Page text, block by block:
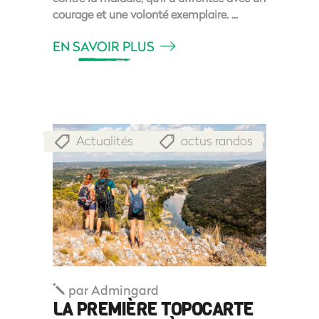
courage et une volonté exemplaire.
EN SAVOIR PLUS
Actualités actus randos
parAdmingard
LA PREMIÈRE TOPOCARTE